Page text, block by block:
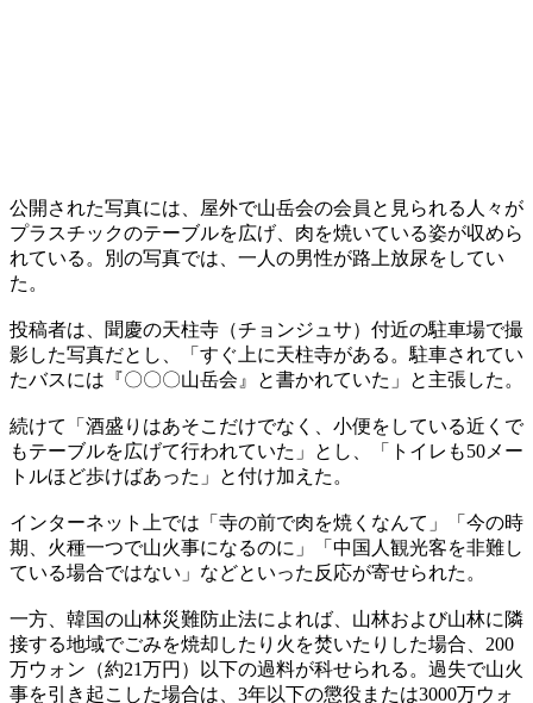
公開された写真には、屋外で山岳会の会員と見られる人々が
プラスチックのテーブルを広げ、肉を焼いている姿が収めら
れている。別の写真では、一人の男性が路上放尿をしてい
た。
投稿者は、聞慶の天柱寺（チョンジュサ）付近の駐車場で撮
影した写真だとし、「すぐ上に天柱寺がある。駐車されてい
たバスには『〇〇〇山岳会』と書かれていた」と主張した。
続けて「酒盛りはあそこだけでなく、小便をしている近くで
もテーブルを広げて行われていた」とし、「トイレも50メー
トルほど歩けばあった」と付け加えた。
インターネット上では「寺の前で肉を焼くなんて」「今の時
期、火種一つで山火事になるのに」「中国人観光客を非難し
ている場合ではない」などといった反応が寄せられた。
一方、韓国の山林災難防止法によれば、山林および山林に隣
接する地域でごみを焼却したり火を焚いたりした場合、200
万ウォン（約21万円）以下の過料が科せられる。過失で山火
事を引き起こした場合は、3年以下の懲役または3000万ウォ